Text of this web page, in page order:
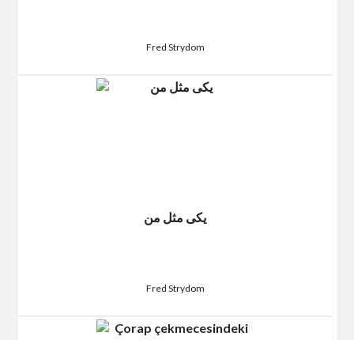
Fred Strydom
یکی مثل من
Fred Strydom